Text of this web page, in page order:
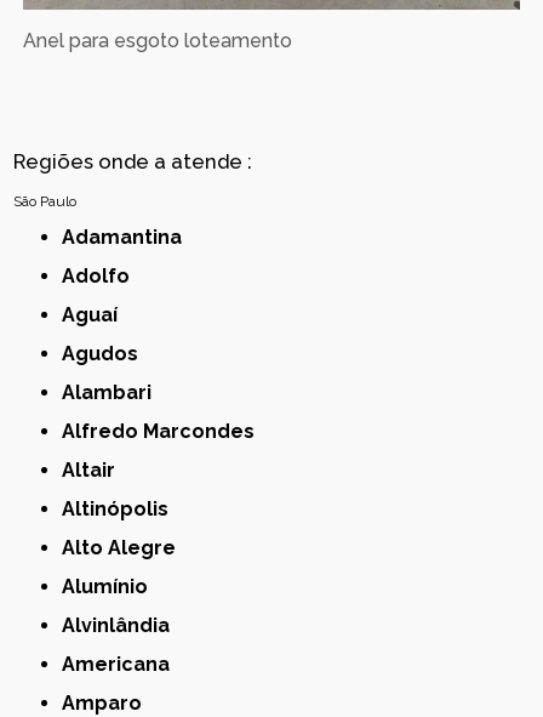
Anel para esgoto loteamento
Regiões onde a atende :
São Paulo
Adamantina
Adolfo
Aguaí
Agudos
Alambari
Alfredo Marcondes
Altair
Altinópolis
Alto Alegre
Alumínio
Alvinlândia
Americana
Amparo